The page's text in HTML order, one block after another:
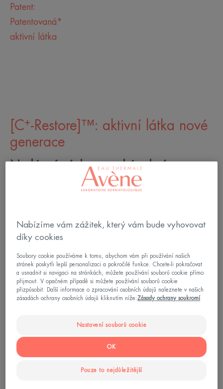
Patent:
Patentovaná*
aktivní látka
[C+-Restore]™: aktivní látka nové
generace
Nedávný výzkum prokázal význam
mikrobiomu pro zdraví našeho těla...
a naši pokožky.
, která přežívá pouze v hlubokých průzračných
z kultury této vzácné bakterie se vědcům
v Dermatologických laboratořích Avène podařilo
extrahovat [C+-Restore]™, první postbiotickou
Nová aktivní látka získaná z přírodních zdrojů,
Nabízíme vám zážitek, který vám bude vyhovovat
díky cookies
Soubory cookie používáme k tomu, abychom vám při používání našich
stránek poskytli lepší personalizaci a pokročilé funkce. Chcete-li pokračovat
a usnadnit si navigaci na stránkách, můžete používání souborů cookie přímo
přijmout. V opačném případě si můžete používání souborů cookie
přizpůsobit. Další informace o zpracování osobních údajů naleznete v našich
zásadách ochrany osobních údajů kliknutím níže:Zásady ochrany soukromí
Nastavení souborů cookie
Pouze to nejdůležitější
OK